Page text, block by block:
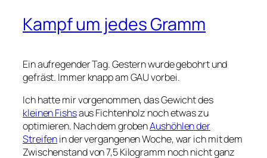
Kampf um jedes Gramm
Ein aufregender Tag. Gestern wurde gebohrt und
gefräst. Immer knapp am GAU vorbei.
Ich hatte mir vorgenommen, das Gewicht des
kleinen Fishsaus Fichtenholz noch etwas zu
optimieren. Nach dem grobenAushöhlen der
Streifenin der vergangenen Woche, war ich mit dem
Zwischenstand von 7,5 Kilogramm noch nicht ganz